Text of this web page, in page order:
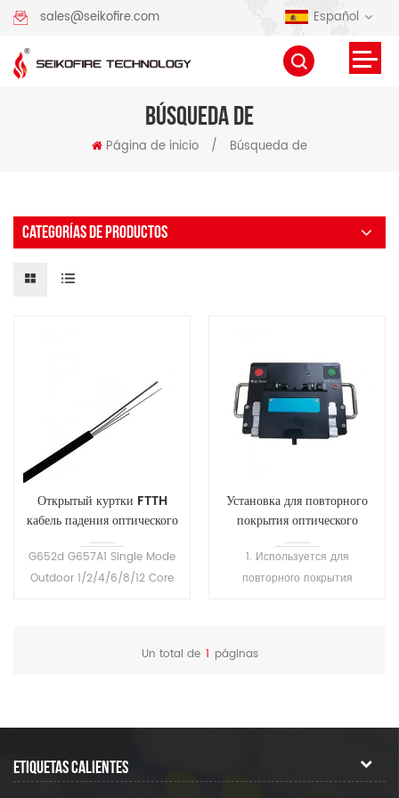
sales@seikofire.com Español
BÚSQUEDA DE
Página de inicio / Búsqueda de
CATEGORÍAS DE PRODUCTOS
Открытый куртки FTTH
кабель падения оптического
волокна
G652d G657A1 Single Mode
Outdoor 1/2/4/6/8/12 Core
Установка для повторного
покрытия оптического
волокна SH-T101
1. Используется для
повторного покрытия
защиты области сварки и
Высокопреломляющий клей
низкопреломляющий клей
Un total de 1 páginas
ETIQUETAS CALIENTES